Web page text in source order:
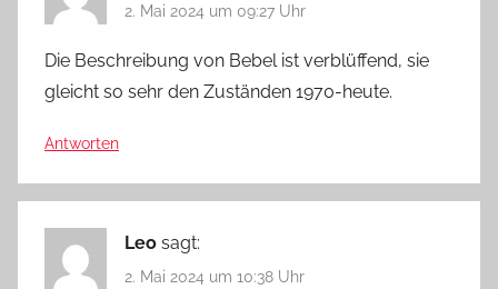
2. Mai 2024 um 09:27 Uhr
Die Beschreibung von Bebel ist verblüffend, sie
gleicht so sehr den Zuständen 1970-heute.
Antworten
Leo sagt:
2. Mai 2024 um 10:38 Uhr